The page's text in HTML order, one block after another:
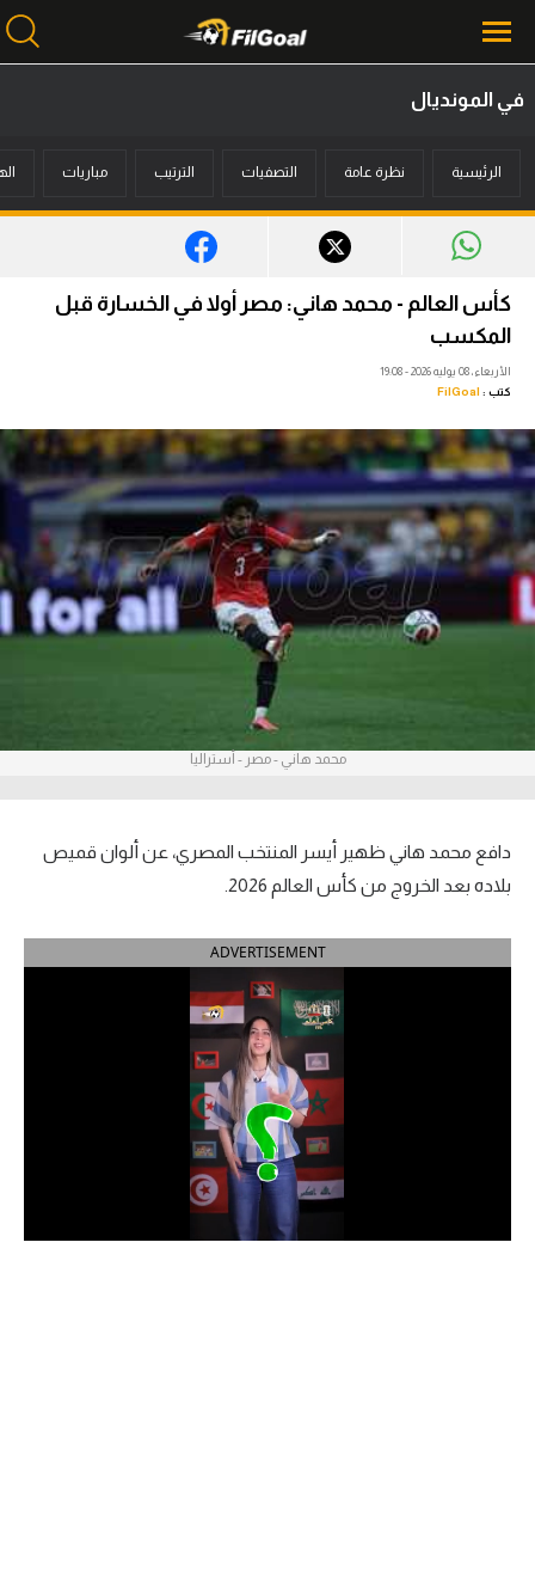
أخبار
ميركاتو
فانتازي في الجول
مسابقة التوقعات
فيديوهات
عدسات
آراء حرة
ركن الألعاب
الدوري الإنجليزي الممتاز
الدوري الإسباني
الدوري السعودي للمحترفين
في المونديال
الرئيسية نظرة عامة التصفيات الترتيب مباريات
كأس العالم - محمد هاني: مصر أولا في الخسارة قبل
المكسب
الأربعاء، 08 يوليه 2026 - 19:08
كتب : FilGoal
محمد هاني - مصر - أستراليا
دافع محمد هاني ظهير أيسر المنتخب المصري، عن ألوان قميص
بلاده بعد الخروج من كأس العالم 2026.
ADVERTISEMENT